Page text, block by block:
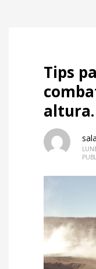
Tips
altura.